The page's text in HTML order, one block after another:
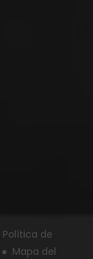
Política de
● Mapa del